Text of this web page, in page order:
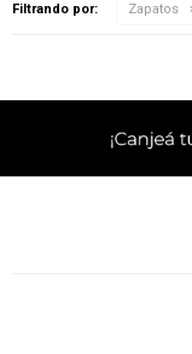
Filtrando por: Zapatos